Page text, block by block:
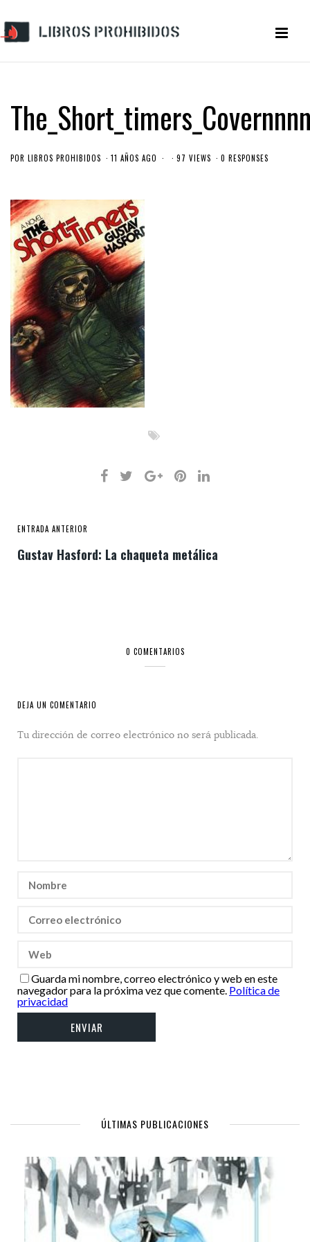
POR LIBROS PROHIBIDOS 11 AÑOS AGO 97 VIEWS 0 RESPONSES
ENTRADA ANTERIOR
Gustav Hasford: La chaqueta metálica
0 COMENTARIOS
DEJA UN COMENTARIO
Tu dirección de correo electrónico no será publicada.
Guarda mi nombre, correo electrónico y web en este
navegador para la próxima vez que comente. Política de
privacidad
ÚLTIMAS PUBLICACIONES